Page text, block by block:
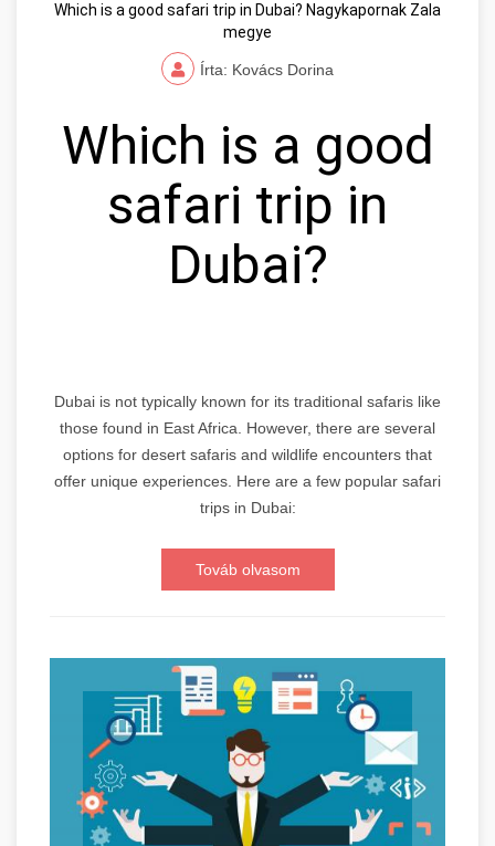
Which is a good safari trip in Dubai? Nagykapornak Zala
megye
Írta: Kovács Dorina
Which is a good
safari trip in
Dubai?
Dubai is not typically known for its traditional safaris like
those found in East Africa. However, there are several
options for desert safaris and wildlife encounters that
offer unique experiences. Here are a few popular safari
trips in Dubai:
Továb olvasom